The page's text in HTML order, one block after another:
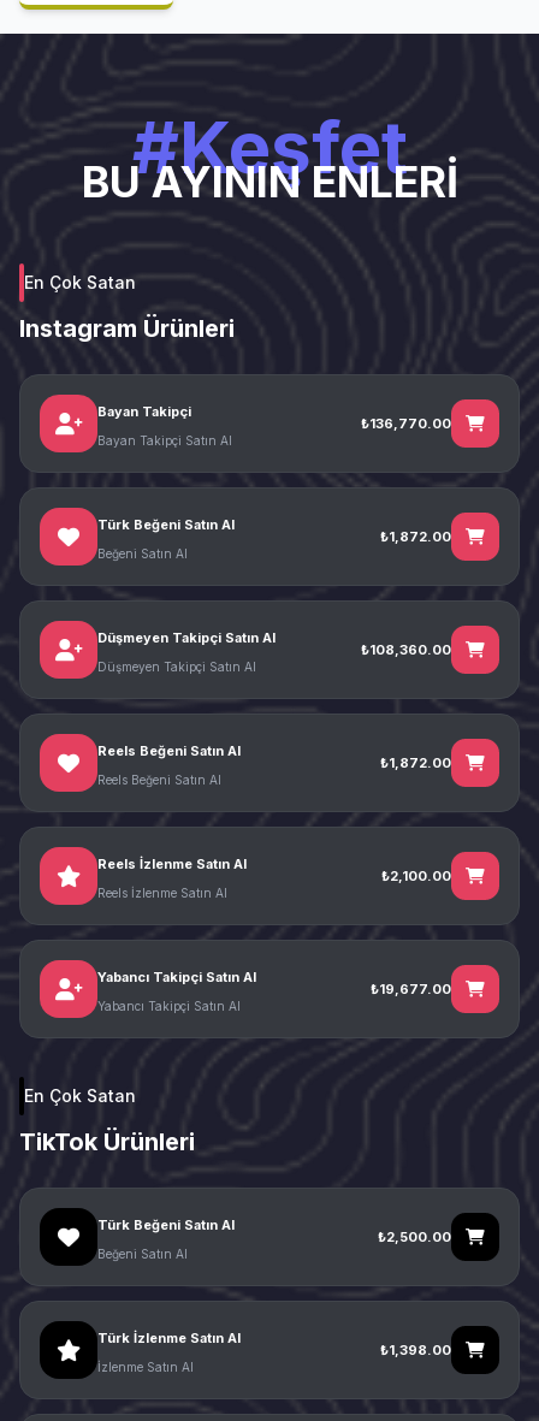
#Keşfet
BU AYININ ENLERİ
En Çok Satan
Instagram Ürünleri
Bayan Takipçi
Bayan Takipçi Satın Al
₺136,770.00
Türk Beğeni Satın Al
Beğeni Satın Al
₺1,872.00
Düşmeyen Takipçi Satın Al
Düşmeyen Takipçi Satın Al
₺108,360.00
Reels Beğeni Satın Al
Reels Beğeni Satın Al
₺1,872.00
Reels İzlenme Satın Al
Reels İzlenme Satın Al
₺2,100.00
Yabancı Takipçi Satın Al
Yabancı Takipçi Satın Al
₺19,677.00
En Çok Satan
TikTok Ürünleri
Türk Beğeni Satın Al
Beğeni Satın Al
₺2,500.00
Türk İzlenme Satın Al
İzlenme Satın Al
₺1,398.00